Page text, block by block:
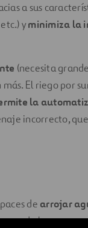
a sus
yminimiza la
(necesita
El riego por
la
incorrecto,
de arrojar
de los